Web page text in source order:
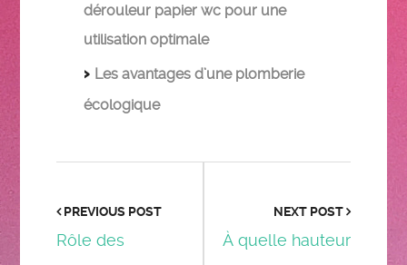
dérouleur papier wc pour une
utilisation optimale
Les avantages d’une plomberie
écologique
PREVIOUS POST
Rôle des
NEXT POST
À quelle hauteur